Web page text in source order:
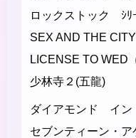
ロックストック ｼﾘ
SEX AND THE CITY
LICENSE TO WED
少林寺２(五龍)
ダイアモンド イ
セブンティーン・ア